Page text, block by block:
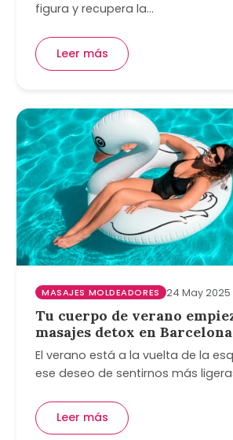
figura y recupera la…
Leer más
MASAJES MOLDEADORES 24 May 2025
Tu cuerpo de verano
masajes detox en Barcelona
El verano está a la vuelta de la
ese deseo de sentirnos más
Leer más